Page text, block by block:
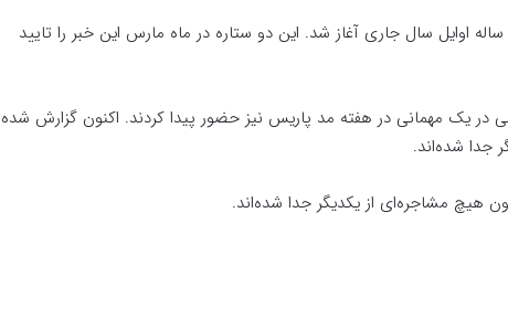
رابطه احساسی آوریل 38 ساله و تایگا 33 ساله اوایل سال جاری آغاز شد. این دو ستاره در ماه مارس این خبر را تایید
در یک مهمانی در هفته مد پاریس نیز حضور پیدا کردند. اکنون گزارش شده
جدا شده‌اند.
هیچ مشاجره‌ای از یکدیگر جدا شده‌اند.